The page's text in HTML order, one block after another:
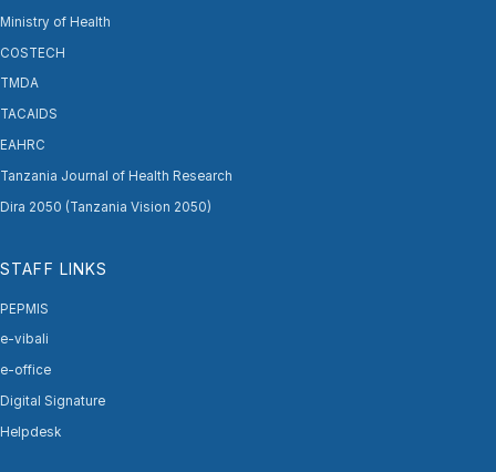
Ministry of Health
COSTECH
TMDA
TACAIDS
EAHRC
Tanzania Journal of Health Research
Dira 2050 (Tanzania Vision 2050)
STAFF LINKS
PEPMIS
e-vibali
e-office
Digital Signature
Helpdesk